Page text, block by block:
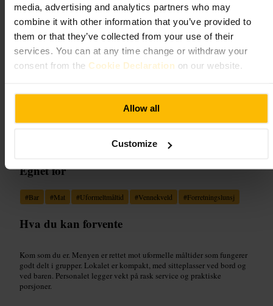
media, advertising and analytics partners who may
combine it with other information that you’ve provided to
them or that they’ve collected from your use of their
services. You can at any time change or withdraw your
consent from the Cookie Declaration on our website.
Allow all
Customize
Mat og drikke
Bar
Bilde / Things to do in the City of London - City of London
sYp , en uformell bar for enkle måltider og
gode samtaler.”
Egnet for
#Bar #Mat #Uformeltmåltid #Vennekveld #Forretningslunsj
Hva du kan forvente
Kom som du er. Menyen er rettet mot uformelle måltider som fungerer
godt delt i grupper. Lokalet er kompakt, med sitteplasser ved bord og
ved baren. Personalet legger vekt på rask service og praktiske
porsjoner.